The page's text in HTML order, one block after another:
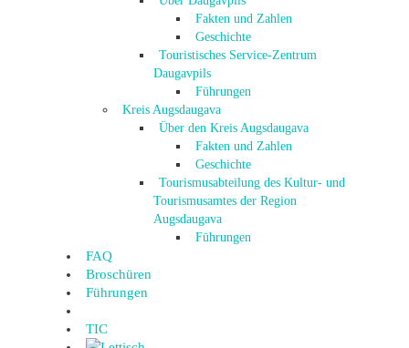
Fakten und Zahlen
Geschichte
Touristisches Service-Zentrum
Daugavpils
Führungen
Kreis Augsdaugava
Über den Kreis Augsdaugava
Fakten und Zahlen
Geschichte
Tourismusabteilung des Kultur- und
Tourismusamtes der Region
Augsdaugava
Führungen
FAQ
Broschüren
Führungen
TIC